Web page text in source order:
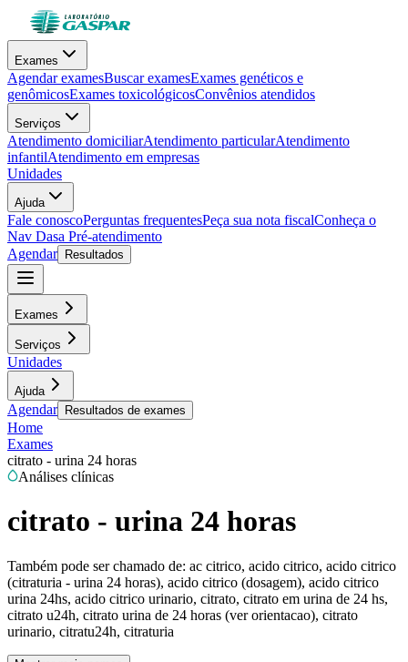
Exames
Agendar examesBuscar examesExames genéticos e
genômicosExames toxicológicosConvênios atendidos
Serviços
Atendimento domiciliarAtendimento particularAtendimento
infantilAtendimento em empresas
Unidades
Ajuda
Fale conoscoPerguntas frequentesPeça sua nota fiscalConheça o
Nav Dasa Pré-atendimento
Agendar
Resultados
Exames
Serviços
Unidades
Ajuda
Agendar Resultados de exames
Home
Exames
citrato - urina 24 horas
Análises clínicas
citrato - urina 24 horas
Também pode ser chamado de: ac citrico, acido citrico, acido citrico
(citraturia - urina 24 horas), acido citrico (dosagem), acido citrico
urina 24hs, acido citrico urinario, citrato, citrato em urina de 24 hs,
citrato u24h, citrato urina de 24 horas (ver orientacao), citrato
urinario, citratu24h, citraturia